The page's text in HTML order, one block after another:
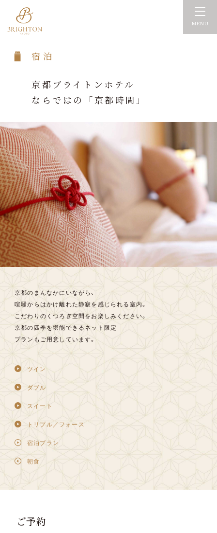
MENU
宿 泊
京都ブライトンホテル
ならではの「京都時間」
京都のまんなかにいながら、
喧騒からはかけ離れた静寂を感じられる室内。
こだわりのくつろぎ空間をお楽しみください。
京都の四季を堪能できるネット限定
プランもご用意しています。
ツイン
ダブル
スイート
トリプル／フォース
宿泊プラン
朝食
ご予約